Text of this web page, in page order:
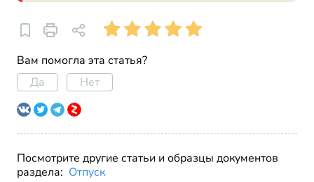
Вам помогла эта статья?
Да
Нет
Посмотрите другие статьи и образцы документов
раздела: Отпуск